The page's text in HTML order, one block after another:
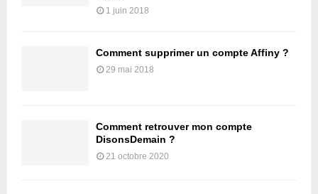
1 juin 2018
Comment supprimer un compte Affiny ?
29 mai 2018
Comment retrouver mon compte
DisonsDemain ?
21 octobre 2020